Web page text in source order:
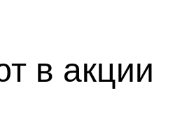
в акции